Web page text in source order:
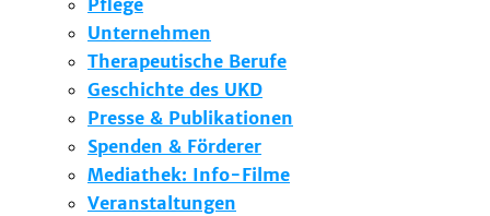
Pflege
Unternehmen
Therapeutische Berufe
Geschichte des UKD
Presse & Publikationen
Spenden & Förderer
Mediathek: Info-Filme
Veranstaltungen